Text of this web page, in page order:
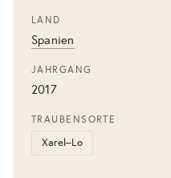
LAND
Spanien
JAHRGANG
2017
TRAUBENSORTE
Xarel–Lo